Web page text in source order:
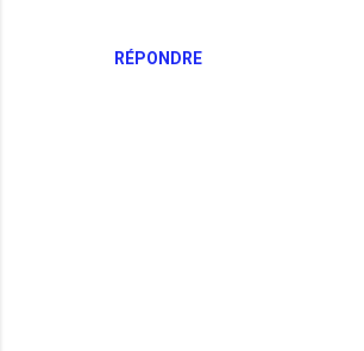
RÉPONDRE